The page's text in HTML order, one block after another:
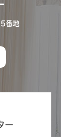
番地
ー